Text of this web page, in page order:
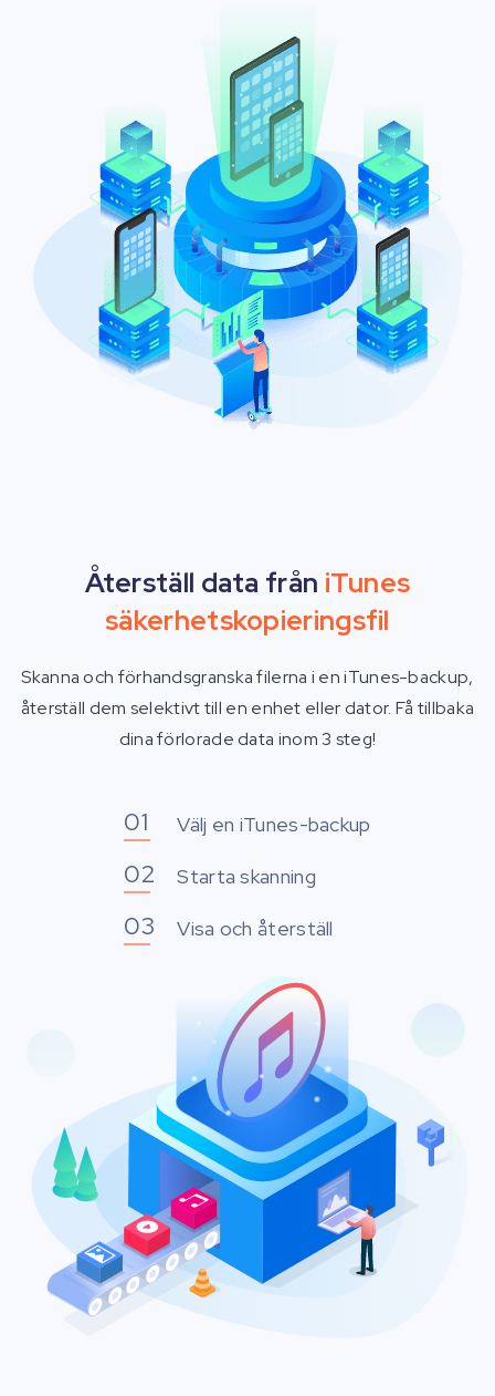
Återställ data från iTunes
säkerhetskopieringsfil
Skanna och förhandsgranska filerna i en iTunes-backup,
återställ dem selektivt till en enhet eller dator. Få tillbaka
dina förlorade data inom 3 steg!
Välj en iTunes-backup
Starta skanning
Visa och återställ